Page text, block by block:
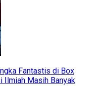
Fantastis di Box
Ilmiah Masih Banyak